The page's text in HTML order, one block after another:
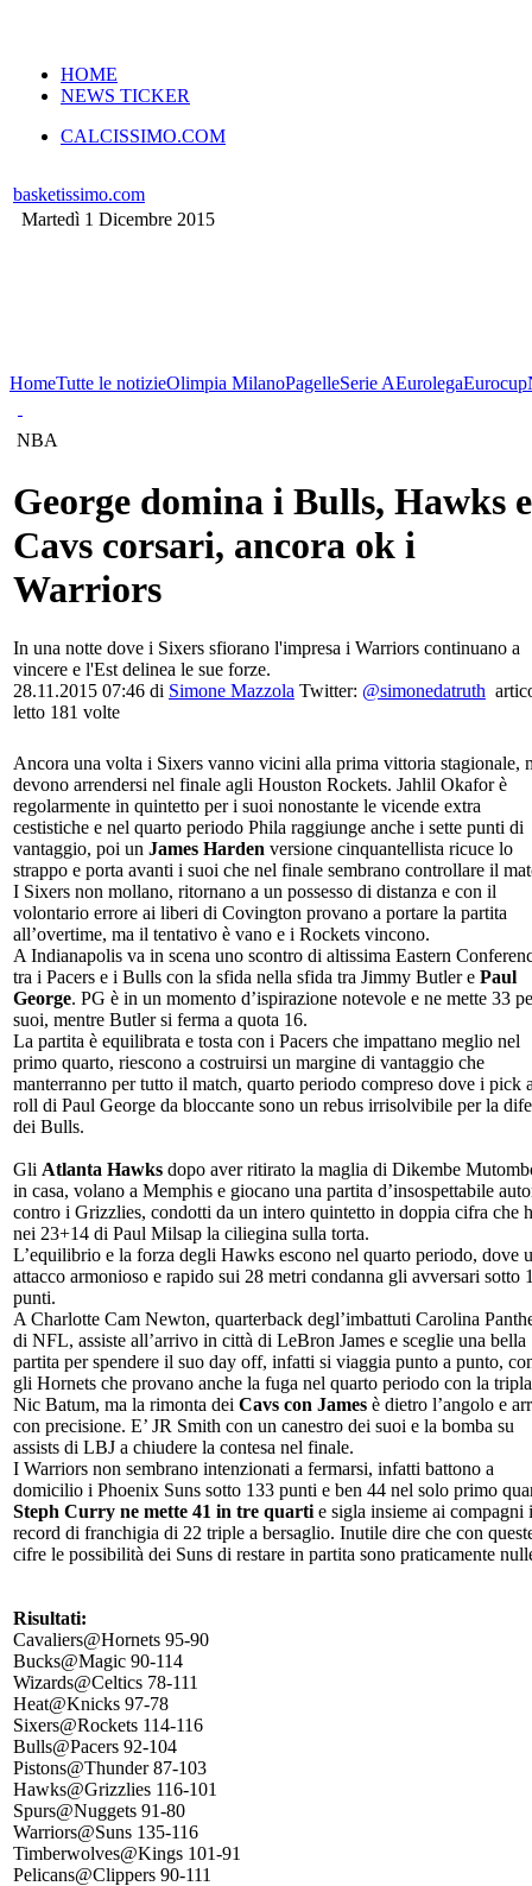
HOME
NEWS TICKER
CALCISSIMO.COM
basketissimo.com
Martedì 1 Dicembre 2015
HomeTutte le notizieOlimpia MilanoPagelleSerie AEurolegaEurocup
NBA
George domina i Bulls, Hawks e
Cavs corsari, ancora ok i
Warriors
In una notte dove i Sixers sfiorano l'impresa i Warriors continuano a
vincere e l'Est delinea le sue forze.
28.11.2015 07:46 di Simone Mazzola Twitter: @simonedatruth
letto 181 volte
Ancora una volta i Sixers vanno vicini alla prima vittoria stagionale,
devono arrendersi nel finale agli Houston Rockets. Jahlil Okafor è
regolarmente in quintetto per i suoi nonostante le vicende extra
cestistiche e nel quarto periodo Phila raggiunge anche i sette punti di
vantaggio, poi un James Harden versione cinquantellista ricuce lo
strappo e porta avanti i suoi che nel finale sembrano controllare il
I Sixers non mollano, ritornano a un possesso di distanza e con il
volontario errore ai liberi di Covington provano a portare la partita
all’overtime, ma il tentativo è vano e i Rockets vincono.
A Indianapolis va in scena uno scontro di altissima Eastern
tra i Pacers e i Bulls con la sfida nella sfida tra Jimmy Butler e Paul
George. PG è in un momento d’ispirazione notevole e ne mette 33
suoi, mentre Butler si ferma a quota 16.
La partita è equilibrata e tosta con i Pacers che impattano meglio nel
primo quarto, riescono a costruirsi un margine di vantaggio che
manterranno per tutto il match, quarto periodo compreso dove i pick
roll di Paul George da bloccante sono un rebus irrisolvibile per la
dei Bulls.
Gli Atlanta Hawks dopo aver ritirato la maglia di Dikembe
in casa, volano a Memphis e giocano una partita d’insospettabile
contro i Grizzlies, condotti da un intero quintetto in doppia cifra che
nei 23+14 di Paul Milsap la ciliegina sulla torta.
L’equilibrio e la forza degli Hawks escono nel quarto periodo, dove
attacco armonioso e rapido sui 28 metri condanna gli avversari sotto
punti.
A Charlotte Cam Newton, quarterback degl’imbattuti Carolina
di NFL, assiste all’arrivo in città di LeBron James e sceglie una bella
partita per spendere il suo day off, infatti si viaggia punto a punto,
gli Hornets che provano anche la fuga nel quarto periodo con la
Nic Batum, ma la rimonta dei Cavs con James è dietro l’angolo e
con precisione. E’ JR Smith con un canestro dei suoi e la bomba su
assists di LBJ a chiudere la contesa nel finale.
I Warriors non sembrano intenzionati a fermarsi, infatti battono a
domicilio i Phoenix Suns sotto 133 punti e ben 44 nel solo primo
Steph Curry ne mette 41 in tre quarti e sigla insieme ai compagni
record di franchigia di 22 triple a bersaglio. Inutile dire che con
cifre le possibilità dei Suns di restare in partita sono praticamente
Risultati:
Cavaliers@Hornets 95-90
Bucks@Magic 90-114
Wizards@Celtics 78-111
Heat@Knicks 97-78
Sixers@Rockets 114-116
Bulls@Pacers 92-104
Pistons@Thunder 87-103
Hawks@Grizzlies 116-101
Spurs@Nuggets 91-80
Warriors@Suns 135-116
Timberwolves@Kings 101-91
Pelicans@Clippers 90-111